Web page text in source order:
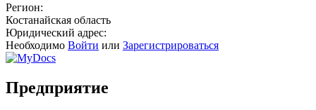
Регион:
Костанайская область
Юридический адрес:
Необходимо Войти или Зарегистрироваться
Предприятие